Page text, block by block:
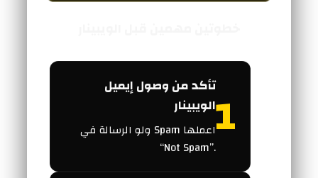
1تأكد من وصول إيميل
الويبينار
ولو الرسالة في Spam اعملها
“Not Spam”.